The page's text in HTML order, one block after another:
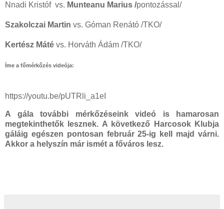
Nnadi Kristóf vs. Munteanu Marius /pontozással/
Szakolczai Martin vs. Góman Renátó /TKO/
Kertész Máté vs. Horváth Ádám /TKO/
Íme a főmérkőzés videója:
https://youtu.be/pUTRli_a1eI
A gála további mérkőzéseink videó is hamarosan
megtekinthetők lesznek. A következő Harcosok Klubja
gáláig egészen pontosan február 25-ig kell majd várni.
Akkor a helyszín már ismét a főváros lesz.